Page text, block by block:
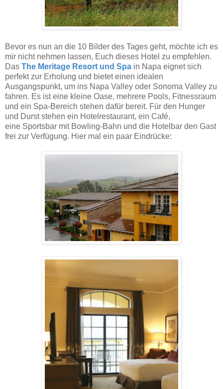
Bevor es nun an die 10 Bilder des Tages geht, möchte ich es
mir nicht nehmen lassen, Euch dieses Hotel zu empfehlen.
Das The Meritage Resort und Spa in Napa eignet sich
perfekt zur Erholung und bietet einen idealen
Ausgangspunkt, um ins Napa Valley oder Sonoma Valley zu
fahren. Es ist eine kleine Oase, mehrere Pools, Fitnessraum
und ein Spa-Bereich stehen dafür bereit. Für den Hunger
und Durst stehen ein Hotelrestaurant, ein Café,
eine Sportsbar mit Bowling-Bahn und die Hotelbar den Gast
frei zur Verfügung. Hier mal ein paar Eindrücke: